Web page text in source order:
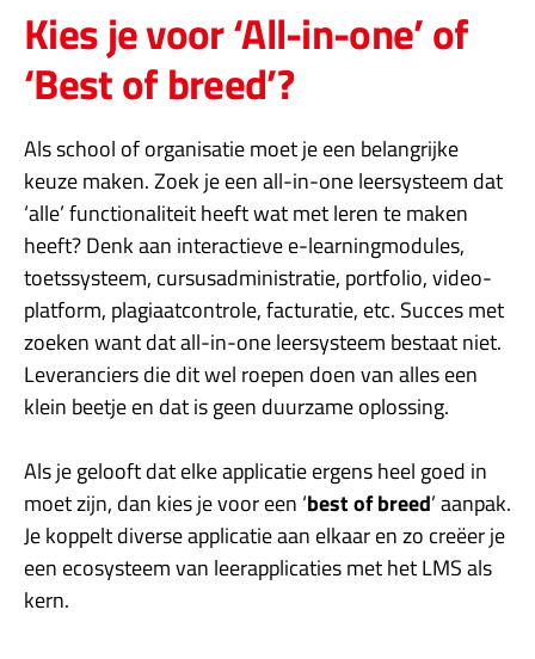
Kies je voor ‘All-in-one’ of
‘Best of breed’?
Als school of organisatie moet je een belangrijke
keuze maken. Zoek je een all-in-one leersysteem dat
‘alle’ functionaliteit heeft wat met leren te maken
heeft? Denk aan interactieve e-learningmodules,
toetssysteem, cursusadministratie, portfolio, video-
platform, plagiaatcontrole, facturatie, etc. Succes met
zoeken want dat all-in-one leersysteem bestaat niet.
Leveranciers die dit wel roepen doen van alles een
klein beetje en dat is geen duurzame oplossing.
Als je gelooft dat elke applicatie ergens heel goed in
moet zijn, dan kies je voor een ‘best of breed’ aanpak.
Je koppelt diverse applicatie aan elkaar en zo creëer je
een ecosysteem van leerapplicaties met het LMS als
kern.